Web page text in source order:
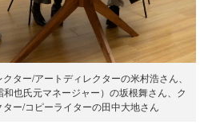
ター/アートディレクターの米村浩さん、
也氏元マネージャー）の坂根舞さん、ク
ー/コピーライターの田中大地さん